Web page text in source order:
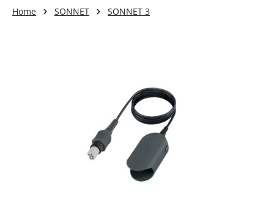
Home SONNET SONNET 3